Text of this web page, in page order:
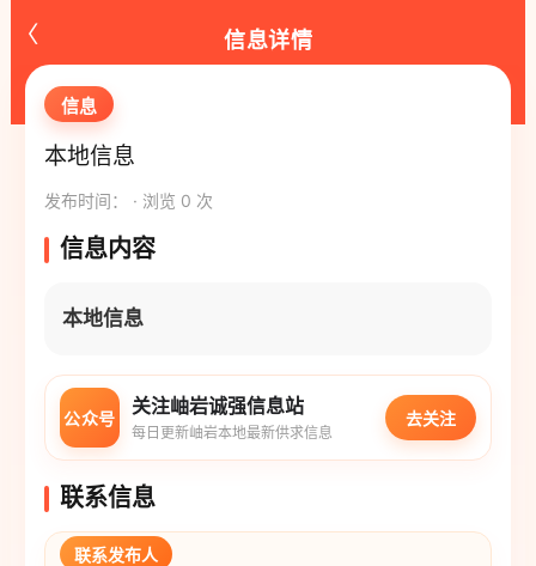
‹ 信息详情
信息
本地信息
发布时间： · 浏览 0 次
信息内容
本地信息
公众号
关注岫岩诚强信息站
每日更新岫岩本地最新供求信息
去关注
联系信息
联系发布人